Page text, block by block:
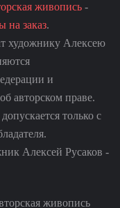
живопись -
на заказ.
художнику Алексею
и
авторском праве.
только с